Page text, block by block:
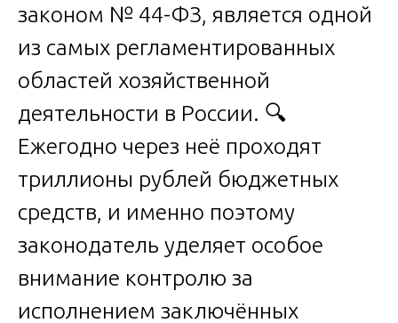
законом № 44-ФЗ, является одной
из самых регламентированных
областей хозяйственной
деятельности в России. 🔍
Ежегодно через неё проходят
триллионы рублей бюджетных
средств, и именно поэтому
законодатель уделяет особое
внимание контролю за
исполнением заключённых